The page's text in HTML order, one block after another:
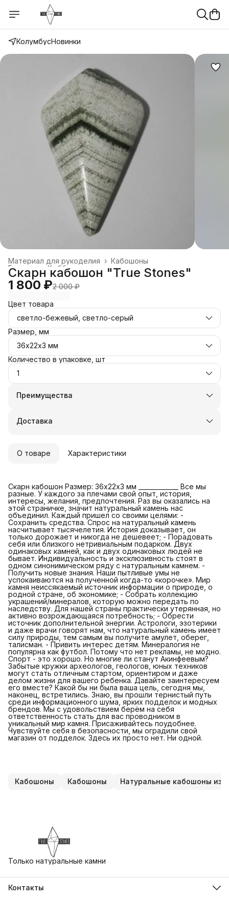
КолумбусНовинки
Кабошоны
Материал для рукоделия ›
Хобби и творчество
Главная
Скарн кабошон "True Stones"
1 800 ₽2 000 ₽
Цвет товара
светло-бежевый, светло-серый
Размер, мм
36х22х3 мм
Количество в упаковке, шт
1
Преимущества
Оплата частями в Сплит
Удобный возврат
Доставка
О товаре Характеристики
Скарн кабошон Размер: 36х22х3 мм _____________ Все мы
разные. У каждого за плечами свой опыт, история,
интересы, желания, предпочтения. Раз вы оказались на
этой страничке, значит натуральный камень нас
объединил. Каждый пришел со своими целями: -
Сохранить средства. Спрос на натуральный камень
насчитывает тысячелетия. История доказывает, он
только дорожает и никогда не дешевеет; - Порадовать
себя или близкого нетривиальным подарком. Двух
одинаковых камней, как и двух одинаковых людей не
бывает. Индивидуальность и эксклюзивность стоят в
одном синонимическом ряду с натуральным камнем. -
Получить новые знания. Наши пытливые умы не
успокаиваются на полученной когда-то «корочке». Мир
камня неиссякаемый источник информации о природе, о
родной стране, об экономике; - Собрать коллекцию
украшений/минералов, которую можно передать по
наследству. Для нашей страны практически утерянная, но
активно возрождающаяся потребность; - Обрести
источник дополнительной энергии. Астрологи, эзотерики
и даже врачи говорят нам, что натуральный камень имеет
силу природы, тем самым вы получите амулет, оберег,
талисман. - Привить интерес детям. Минералогия не
популярна как футбол. Потому что нет рекламы, не модно.
Спорт - это хорошо. Но многие ли станут Акинфеевым?
Забытые кружки археологов, геологов, юных техников
могут стать отличным стартом, ориентиром и даже
делом жизни для вашего ребенка. Давайте заинтересуем
его вместе? Какой бы ни была ваша цель, сегодня мы,
наконец, встретились. Знаю, вы прошли тернистый путь
среди информационного шума, ярких подделок и модных
брендов. Мы с удовольствием берём на себя
ответственность стать для вас проводником в
уникальный мир камня. Присаживайтесь поудобнее.
Чувствуйте себя в безопасности, мы оградили свой
магазин от подделок. Здесь их просто нет. Ни одной.
Кабошоны Кабошоны Натуральные кабошоны из
Только натуральные камни
Контакты